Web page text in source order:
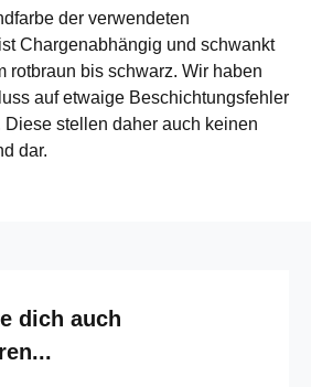
der verwendeten
Chargenabhängig und schwankt
rotbraun bis schwarz. Wir haben
auf etwaige Beschichtungsfehler
stellen daher auch keinen
dar.
überspringen
dich auch